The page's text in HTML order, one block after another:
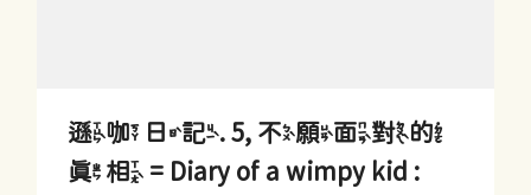
遜咖日記. 5, 不願面對的
真相 = Diary of a wimpy kid :